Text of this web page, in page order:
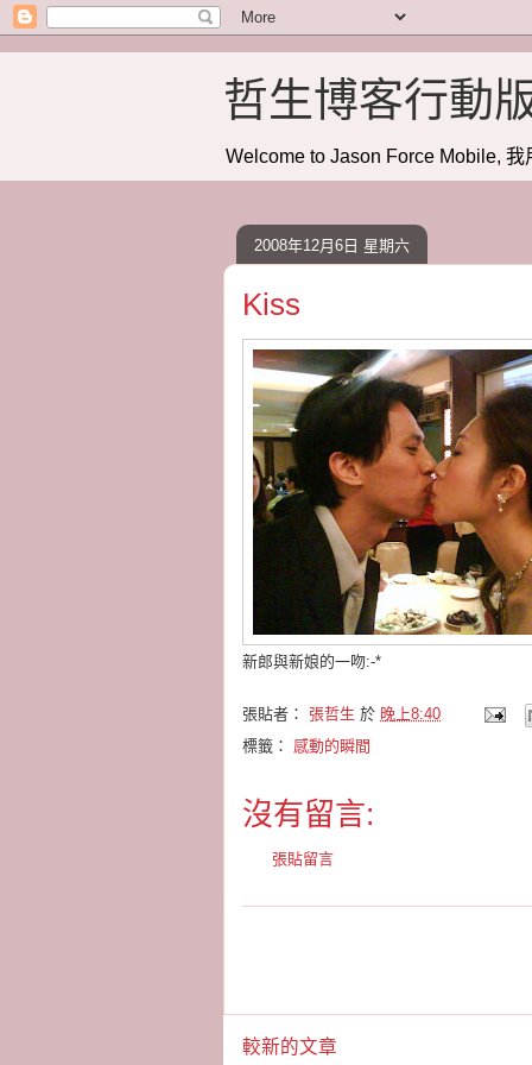
哲生博客行動
Welcome to Jason Force Mobile,
2008年12月6日 星期六
Kiss
新郎與新娘的一吻:-*
張貼者： 張哲生 於 晚上8:40
標籤： 感動的瞬間
沒有留言:
張貼留言
較新的文章